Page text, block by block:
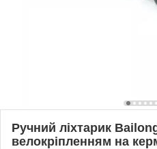
Ручний ліхтарик
велокріпленням на